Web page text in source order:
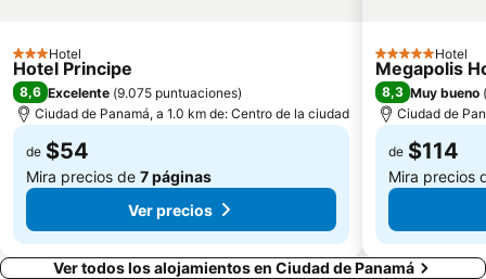
3 Estrellas
Hotel
Hotel Principe
8,6 Excelente (9.075 puntuaciones)
Ciudad de Panamá, a 1.0 km de: Centro de la ciudad
de $54
Mira precios de 7 páginas
Ver precios
5 EstrellasHotel
Megapolis
8,3 Muy bueno (
Ciudad de
de $114
Mira precios
Ver todos los alojamientos en Ciudad de Panamá